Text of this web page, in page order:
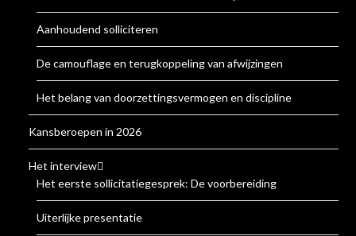
Aanhoudend solliciteren
De camouflage en terugkoppeling van afwijzingen
Het belang van doorzettingsvermogen en discipline
Kansberoepen in 2026
Het interview
Het eerste sollicitatiegesprek: De voorbereiding
Uiterlijke presentatie